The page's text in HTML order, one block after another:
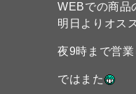
WEBでの商品
明日よりオス
夜9時まで営
ではまた